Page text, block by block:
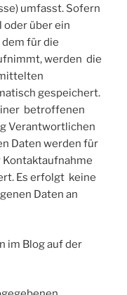
umfasst. Sofern
oder über ein
für die
werden die
gespeichert.
betroffenen
Verantwortlichen
Daten werden für
Es erfolgt keine
Daten an
im Blog auf der